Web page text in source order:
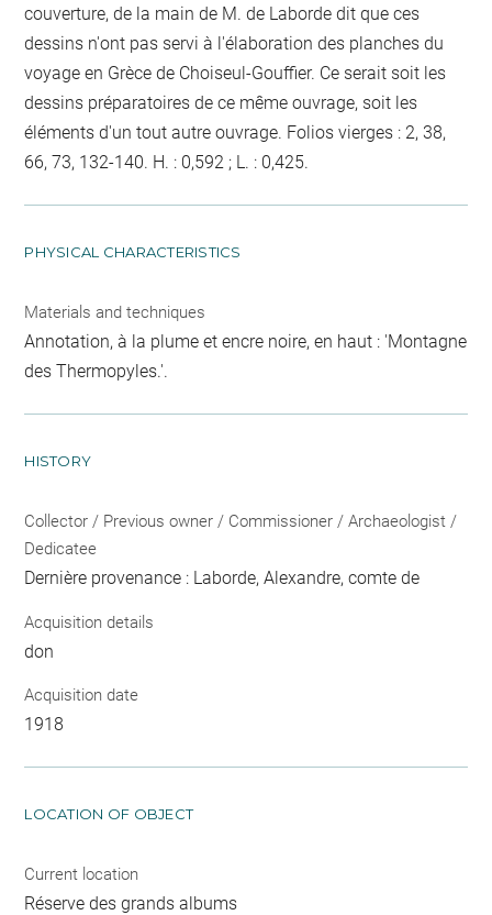
couverture, de la main de M. de Laborde dit que ces
dessins n'ont pas servi à l'élaboration des planches du
voyage en Grèce de Choiseul-Gouffier. Ce serait soit les
dessins préparatoires de ce même ouvrage, soit les
éléments d'un tout autre ouvrage. Folios vierges : 2, 38,
66, 73, 132-140. H. : 0,592 ; L. : 0,425.
PHYSICAL CHARACTERISTICS
Materials and techniques
Annotation, à la plume et encre noire, en haut : 'Montagne
des Thermopyles.'.
HISTORY
Collector / Previous owner / Commissioner / Archaeologist /
Dedicatee
Dernière provenance : Laborde, Alexandre, comte de
Acquisition details
don
Acquisition date
1918
LOCATION OF OBJECT
Current location
Réserve des grands albums